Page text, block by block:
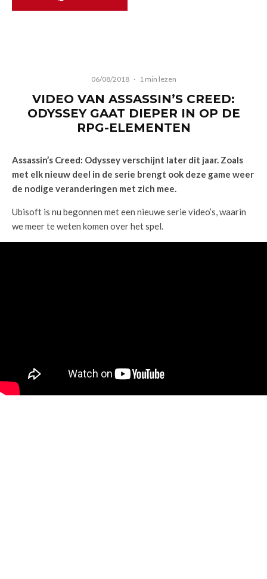
06/08/2018 · 1 min lezen
VIDEO VAN ASSASSIN’S CREED:
ODYSSEY GAAT DIEPER IN OP DE
RPG-ELEMENTEN
Assassin’s Creed: Odyssey verschijnt later dit jaar. Zoals
met elk nieuw deel in de serie brengt ook deze game weer
de nodige veranderingen met zich mee.
Ubisoft is nu begonnen met een nieuwe serie video’s, waarin
we meer te weten komen over het spel.